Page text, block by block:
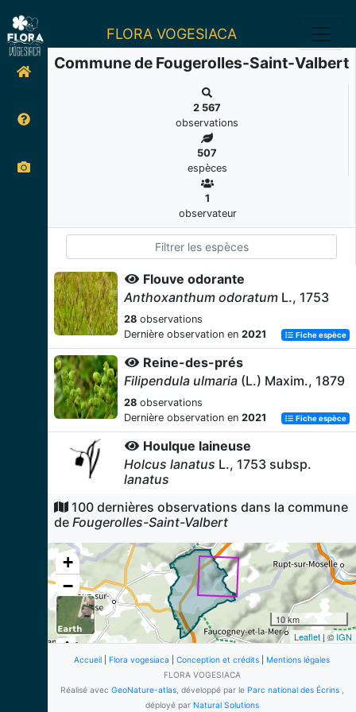
FLORA VOGESIACA
Commune de Fougerolles-Saint-Valbert
2 567
observations
507
espèces
1
observateur
Flouve odorante
Anthoxanthum odoratum L., 1753
28 observations
Dernière observation en 2021 Fiche espèce
Reine-des-prés
Filipendula ulmaria (L.) Maxim., 1879
28 observations
Dernière observation en 2021 Fiche espèce
Houlque laineuse
Holcus lanatus L., 1753 subsp.
lanatus
28
observations
Dernière observation en
2021
Fougère femelle
Athyrium filix-femina(L.) Roth, 1799
27observations
Dernière observation en2021 Fiche espèce
Hêtre des forêts
Fagus sylvaticaL., 1753
observations
Fiche espèce
100 dernières observations dans la commune
de Fougerolles-Saint-Valbert
+
−
10 km
Leaflet | ©IGN
Accueil Flora vogesiaca Conception et crédits
Mentions légales
FLORA VOGESIACA
Réalisé avec GeoNature-atlas, développé par le Parc national des Écrins,
déployé par Natural Solutions